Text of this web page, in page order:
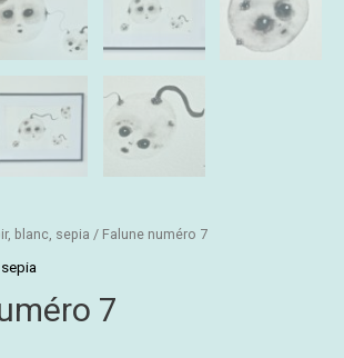
blanc, sepia / Falune numéro 7
7